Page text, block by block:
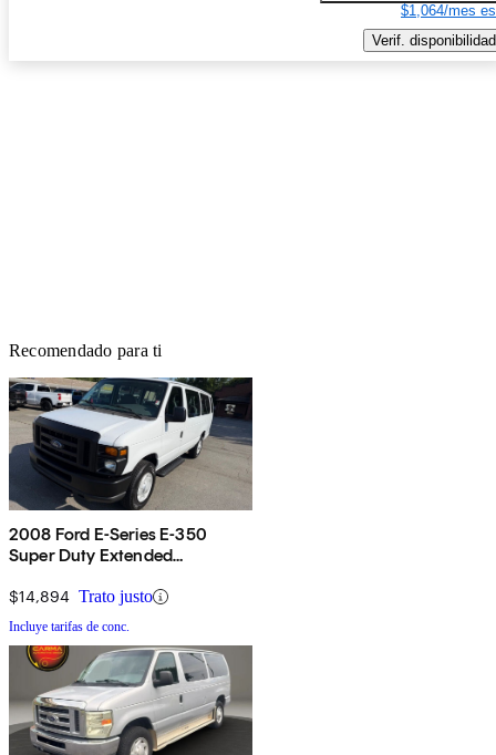
$1,064/mes
Verif. disponibilidad
Recomendado para ti
2008 Ford E-Series E-350
Super Duty Extended
$14,894 Trato justo
Incluye tarifas de conc.